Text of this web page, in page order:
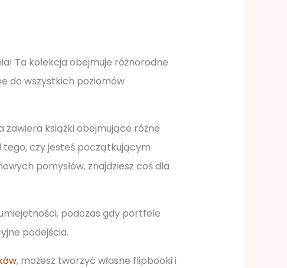
Ta kolekcja obejmuje różnorodne
do wszystkich poziomów
zawiera książki obejmujące różne
tego, czy jesteś początkującym
pomysłów, znajdziesz coś dla
podczas gdy portfele
podejścia.
, możesz tworzyć własne flipbooki i